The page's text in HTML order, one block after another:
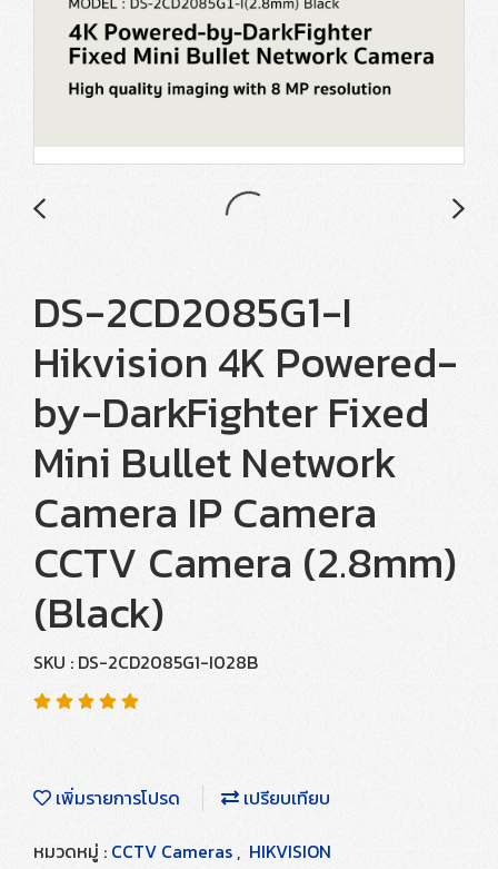
DS-2CD2085G1-I
Hikvision 4K Powered-
by-DarkFighter Fixed
Mini Bullet Network
Camera IP Camera
CCTV Camera (2.8mm)
(Black)
SKU : DS-2CD2085G1-I028B
เพิ่มรายการโปรด
เปรียบเทียบ
หมวดหมู่ : CCTV Cameras, HIKVISION